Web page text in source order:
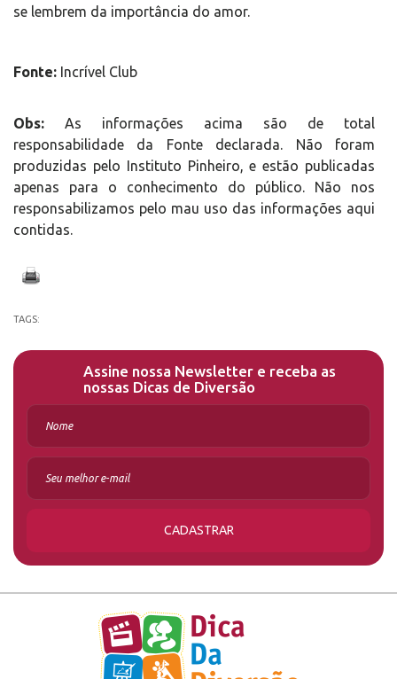
se lembrem da importância do amor.
Fonte: Incrível Club
Obs: As informações acima são de total
responsabilidade da Fonte declarada. Não foram
produzidas pelo Instituto Pinheiro, e estão publicadas
apenas para o conhecimento do público. Não nos
responsabilizamos pelo mau uso das informações aqui
contidas.
TAGS:
Assine nossa Newsletter e receba as
nossas Dicas de Diversão
CADASTRAR